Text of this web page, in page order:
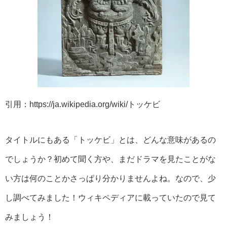
引用：https://ja.wikipedia.org/wiki/トッケビ
タイトルにもある「トッケビ」とは、どんな意味があるの
でしょうか？初めて聞く方や、まだドラマを見たことがな
い方は何のことかさっぱり分かりませんよね。なので、少
し調べてみました！ウィキペディアに載っていたので見て
みましょう！